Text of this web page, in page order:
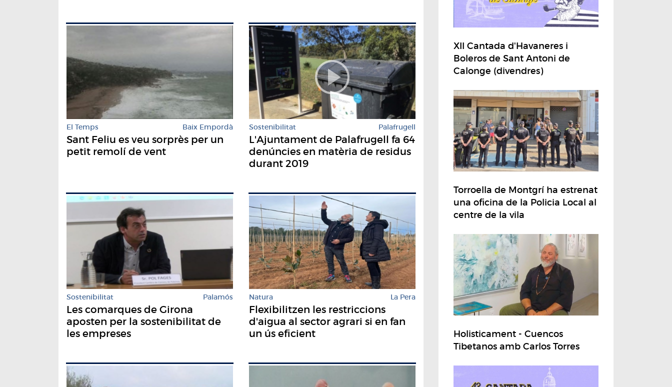
El Temps Baix Empordà
Sant Feliu es veu sorprès per un
petit remolí de vent
Sostenibilitat Palafrugell
L'Ajuntament de Palafrugell fa 64
denúncies en matèria de residus
durant 2019
Sostenibilitat Palamós
Les comarques de Girona
aposten per la sostenibilitat de
les empreses
Natura La Pera
Flexibilitzen les restriccions
d'aigua al sector agrari si en fan
un ús eficient
XII Cantada d'Havaneres i
Boleros de Sant Antoni de
Calonge (divendres)
Torroella de Montgrí ha estrenat
una oficina de la Policia Local al
centre de la vila
Holisticament - Cuencos
Tibetanos amb Carlos Torres